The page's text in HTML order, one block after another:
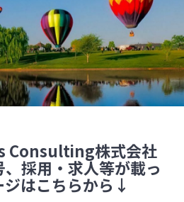
Consulting株式会社
採用・求人等が載っ
ジはこちらから↓